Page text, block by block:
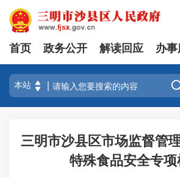
首页 政务公开 解读回应 办
三明市沙县区市场监督管
特殊食品安全专